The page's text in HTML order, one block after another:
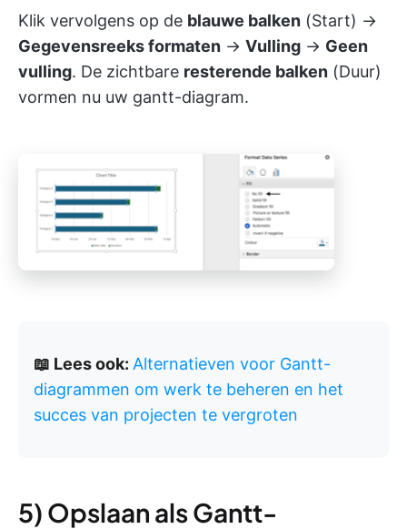
Klik vervolgens op de blauwe balken (Start) →
Gegevensreeks formaten → Vulling → Geen
vulling. De zichtbare resterende balken (Duur)
vormen nu uw gantt-diagram.
📖 Lees ook: Alternatieven voor Gantt-
diagrammen om werk te beheren en het
succes van projecten te vergroten
5) Opslaan als Gantt-